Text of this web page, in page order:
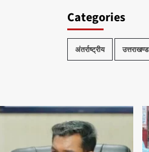
Categories
अंतर्राष्ट्रीय उत्तराखण्ड